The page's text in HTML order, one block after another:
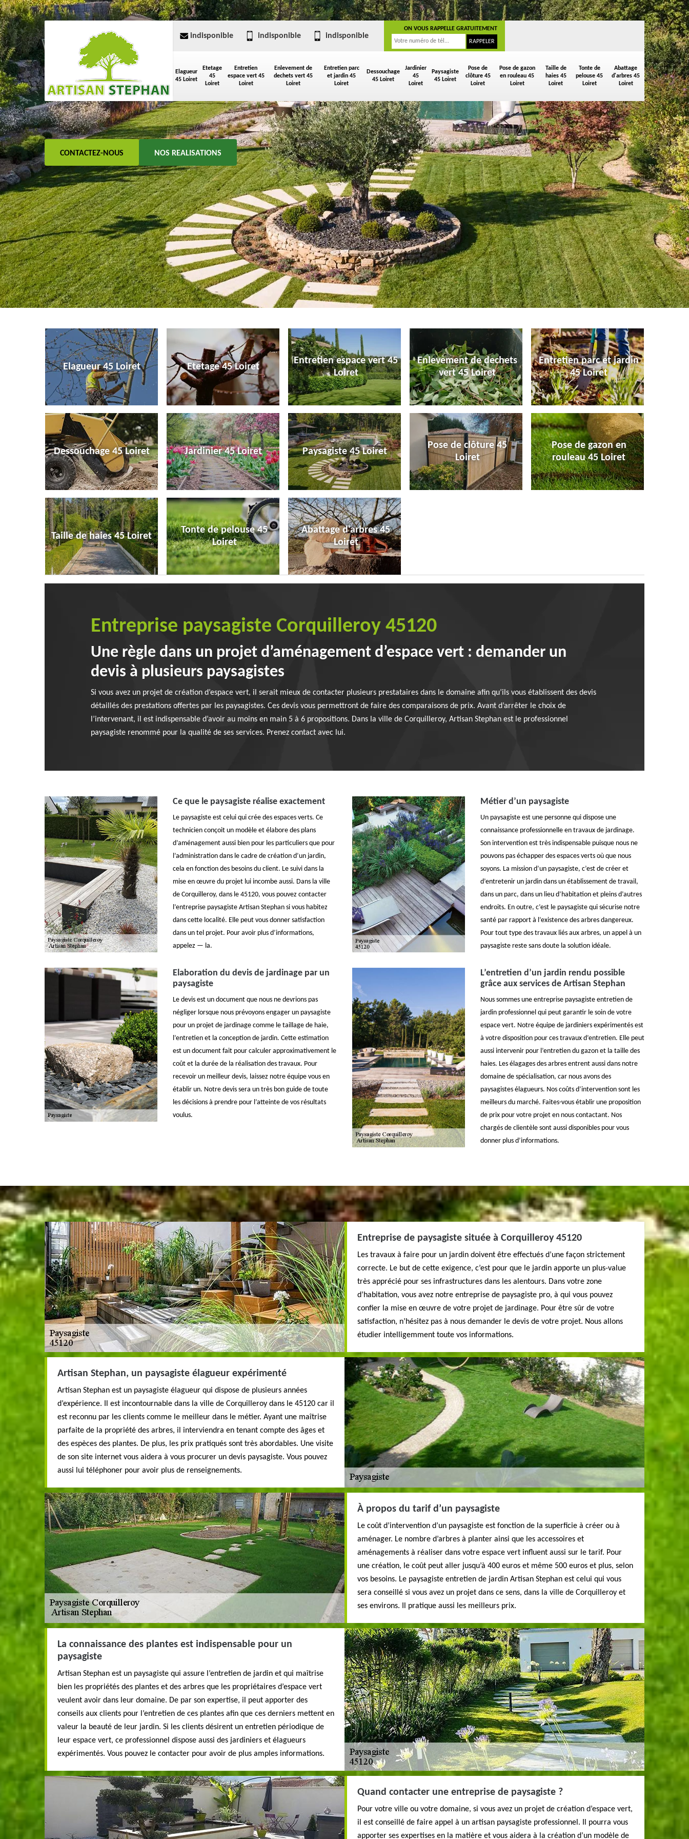
Elagueur
45 Loiret
Etetage
45
Loiret
Entretien
espace vert 45
Loiret
Enlevement de
dechets vert 45
Loiret
Entretien parc
et jardin 45
Loiret
Dessouchage
45 Loiret
Jardinier
45
Loiret
Paysagiste
45 Loiret
Pose de
clôture 45
Loiret
Pose de gazon
en rouleau 45
Loiret
Taille de
haies 45
Loiret
Tonte de
pelouse 45
Loiret
Abattage
d'arbres 45
Loiret
indisponible indisponible indisponible
ON VOUS RAPPELLE GRATUITEMENT
CONTACTEZ-NOUS NOS REALISATIONS
Elagueur 45 Loiret Etetage 45 Loiret
Entretien espace vert 45
Loiret
Enlevement de dechets
vert 45 Loiret
Entretien parc et jardin
45 Loiret
Dessouchage 45 Loiret Jardinier 45 Loiret Paysagiste 45 Loiret
Pose de clôture 45
Loiret
Pose de gazon en
rouleau 45 Loiret
Taille de haies 45 Loiret
Tonte de pelouse 45
Loiret
Abattage d'arbres 45
Loiret
Entreprise paysagiste Corquilleroy 45120
Une règle dans un projet d’aménagement d’espace vert : demander un
devis à plusieurs paysagistes
Si vous avez un projet de création d’espace vert, il serait mieux de contacter plusieurs prestataires dans le domaine afin qu’ils vous établissent des devis
détaillés des prestations offertes par les paysagistes. Ces devis vous permettront de faire des comparaisons de prix. Avant d’arrêter le choix de
l’intervenant, il est indispensable d’avoir au moins en main 5 à 6 propositions. Dans la ville de Corquilleroy, Artisan Stephan est le professionnel
paysagiste renommé pour la qualité de ses services. Prenez contact avec lui.
Ce que le paysagiste réalise exactement
Le paysagiste est celui qui crée des espaces verts. Ce
technicien conçoit un modèle et élabore des plans
d’aménagement aussi bien pour les particuliers que pour
l’administration dans le cadre de création d’un jardin,
cela en fonction des besoins du client. Le suivi dans la
mise en œuvre du projet lui incombe aussi. Dans la ville
de Corquilleroy, dans le 45120, vous pouvez contacter
l’entreprise paysagiste Artisan Stephan si vous habitez
dans cette localité. Elle peut vous donner satisfaction
dans un tel projet. Pour avoir plus d’informations,
appelez — la.
Métier d’un paysagiste
Un paysagiste est une personne qui dispose une
connaissance professionnelle en travaux de jardinage.
Son intervention est très indispensable puisque nous ne
pouvons pas échapper des espaces verts où que nous
soyons. La mission d’un paysagiste, c’est de créer et
d’entretenir un jardin dans un établissement de travail,
dans un parc, dans un lieu d’habitation et pleins d’autres
endroits. En outre, c’est le paysagiste qui sécurise notre
santé par rapport à l’existence des arbres dangereux.
Pour tout type des travaux liés aux arbres, un appel à un
paysagiste reste sans doute la solution idéale.
Elaboration du devis de jardinage par un
paysagiste
Le devis est un document que nous ne devrions pas
négliger lorsque nous prévoyons engager un paysagiste
pour un projet de jardinage comme le taillage de haie,
l’entretien et la conception de jardin. Cette estimation
est un document fait pour calculer approximativement le
coût et la durée de la réalisation des travaux. Pour
recevoir un meilleur devis, laissez notre équipe vous en
établir un. Notre devis sera un très bon guide de toute
les décisions à prendre pour l’atteinte de vos résultats
voulus.
L’entretien d’un jardin rendu possible
grâce aux services de Artisan Stephan
Nous sommes une entreprise paysagiste entretien de
jardin professionnel qui peut garantir le soin de votre
espace vert. Notre équipe de jardiniers expérimentés est
à votre disposition pour ces travaux d’entretien. Elle peut
aussi intervenir pour l’entretien du gazon et la taille des
haies. Les élagages des arbres entrent aussi dans notre
domaine de spécialisation, car nous avons des
paysagistes élagueurs. Nos coûts d’intervention sont les
meilleurs du marché. Faites-vous établir une proposition
de prix pour votre projet en nous contactant. Nos
chargés de clientèle sont aussi disponibles pour vous
donner plus d’informations.
Entreprise de paysagiste située à Corquilleroy 45120
Les travaux à faire pour un jardin doivent être effectués d’une façon strictement
correcte. Le but de cette exigence, c’est pour que le jardin apporte un plus-value
très apprécié pour ses infrastructures dans les alentours. Dans votre zone
d’habitation, vous avez notre entreprise de paysagiste pro, à qui vous pouvez
confier la mise en œuvre de votre projet de jardinage. Pour être sûr de votre
satisfaction, n’hésitez pas à nous demander le devis de votre projet. Nous allons
étudier intelligemment toute vos informations.
Artisan Stephan, un paysagiste élagueur expérimenté
Artisan Stephan est un paysagiste élagueur qui dispose de plusieurs années
d’expérience. Il est incontournable dans la ville de Corquilleroy dans le 45120 car il
est reconnu par les clients comme le meilleur dans le métier. Ayant une maîtrise
parfaite de la propriété des arbres, il interviendra en tenant compte des âges et
des espèces des plantes. De plus, les prix pratiqués sont très abordables. Une visite
de son site internet vous aidera à vous procurer un devis paysagiste. Vous pouvez
aussi lui téléphoner pour avoir plus de renseignements.
À propos du tarif d’un paysagiste
Le coût d’intervention d’un paysagiste est fonction de la superficie à créer ou à
aménager. Le nombre d’arbres à planter ainsi que les accessoires et
aménagements à réaliser dans votre espace vert influent aussi sur le tarif. Pour
une création, le coût peut aller jusqu’à 400 euros et même 500 euros et plus, selon
vos besoins. Le paysagiste entretien de jardin Artisan Stephan est celui qui vous
sera conseillé si vous avez un projet dans ce sens, dans la ville de Corquilleroy et
ses environs. Il pratique aussi les meilleurs prix.
La connaissance des plantes est indispensable pour un
paysagiste
Artisan Stephan est un paysagiste qui assure l’entretien de jardin et qui maîtrise
bien les propriétés des plantes et des arbres que les propriétaires d’espace vert
veulent avoir dans leur domaine. De par son expertise, il peut apporter des
conseils aux clients pour l’entretien de ces plantes afin que ces derniers mettent en
valeur la beauté de leur jardin. Si les clients désirent un entretien périodique de
leur espace vert, ce professionnel dispose aussi des jardiniers et élagueurs
expérimentés. Vous pouvez le contacter pour avoir de plus amples informations.
Quand contacter une entreprise de paysagiste ?
Pour votre ville ou votre domaine, si vous avez un projet de création d’espace vert,
il est conseillé de faire appel à un artisan paysagiste professionnel. Il pourra vous
apporter ses expertises en la matière et vous aidera à la création d’un modèle de